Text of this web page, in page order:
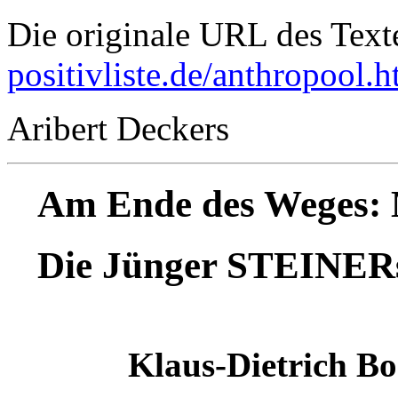
Die originale URL des
positivliste.de/
Aribert Deckers
Am Ende des
Die Jünger
Klaus-Dietrich